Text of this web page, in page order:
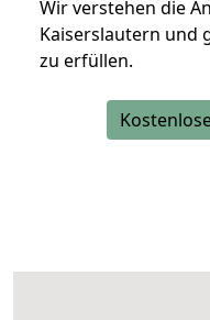
Wir verstehen die
Kaiserslautern und
zu erfüllen.